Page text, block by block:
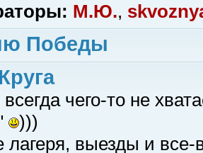
М.Ю.,
Победы
чего-то не
)))
лагеря, выезды и все-